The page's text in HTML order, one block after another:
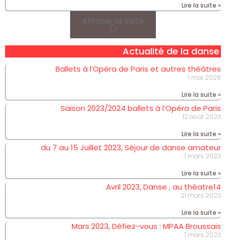
Lire la suite »
Afficher la suite
Actualité de la danse
Ballets à l’Opéra de Paris et autres théâtres
1 mai 2026
Lire la suite »
Saison 2023/2024 ballets à l’Opéra de Paris
12 août 2023
Lire la suite »
du 7 au 15 Juillet 2023, Séjour de danse amateur
7 mars 2023
Lire la suite »
Avril 2023, Danse , au théatre14
21 mars 2023
Lire la suite »
Mars 2023, Défiez-vous : MPAA Broussais
7 mars 2023